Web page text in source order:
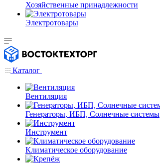
Хозяйственные принадлежности
Электротовары
Каталог
Вентиляция
Генераторы, ИБП, Солнечные системы
Инструмент
Климатическое оборудование